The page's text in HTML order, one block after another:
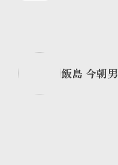
飯島 今朝男